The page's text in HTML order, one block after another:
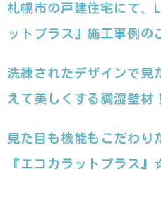
札幌市の戸建住宅にて、
ットプラス』施工事例の
洗練されたデザインで見
えて美しくする調湿壁材！
見た目も機能もこだわり
『エコカラットプラス